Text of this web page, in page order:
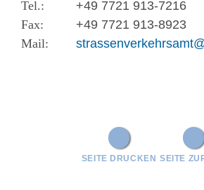
+49 7721 913-7216
+49 7721 913-8923
SEITE
SEITE DRUCKEN